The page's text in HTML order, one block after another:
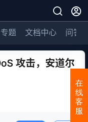
专题 文档中心 问答
攻击，安道尔
在
线
客
服